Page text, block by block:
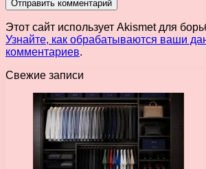
Этот сайт использует Akismet для
Узнайте, как обрабатываются ваши
комментариев.
Свежие записи